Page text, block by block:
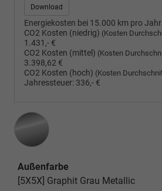
Download
Energiekosten bei 15.000 km pro
CO2 Kosten (niedrig) (Kosten
1.431,- €
CO2 Kosten (mittel) (Kosten
3.398,62 €
CO2 Kosten (hoch) (Kosten
Jahressteuer: 336,- €
Außenfarbe
[5X5X] Graphit Grau Metallic